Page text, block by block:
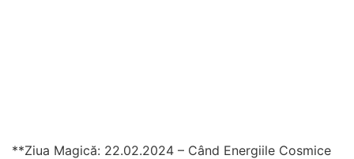
**Ziua Magică: 22.02.2024 – Când Energiile Cosmice